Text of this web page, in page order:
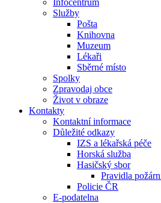
Infocentrum
Služby
Pošta
Knihovna
Muzeum
Lékaři
Sběrné místo
Spolky
Zpravodaj obce
Život v obraze
Kontakty
Kontaktní informace
Důležité odkazy
IZS a lékařská péče
Horská služba
Hasičský sbor
Pravidla
Policie ČR
E-podatelna